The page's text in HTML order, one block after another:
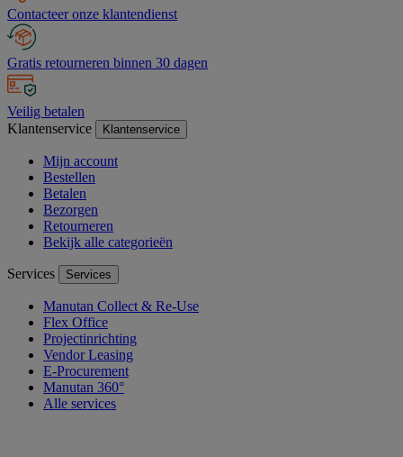
Contacteer onze klantendienst
Gratis retourneren binnen 30 dagen
Veilig betalen
Klantenservice
Klantenservice
Mijn account
Bestellen
Betalen
Bezorgen
Retourneren
Bekijk alle categorieën
Services Services
Manutan Collect & Re-Use
Flex Office
Projectinrichting
Vendor Leasing
E-Procurement
Manutan 360°
Alle services